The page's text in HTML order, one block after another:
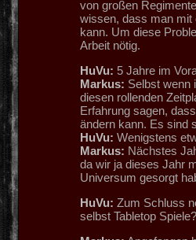
von großen
wissen, dass man mit
kann. Um diese
Arbeit nötig.
HuVu: 5 Jahre im
Markus: Selbst wenn
diesen rollenden
Erfahrung sagen,
ändern kann. Es sind
HuVu: Wenigstens
Markus: Nächstes
da wir ja dieses Jahr
Universum gesorgt
HuVu: Zum Schluss
selbst Tabletop Spiele?